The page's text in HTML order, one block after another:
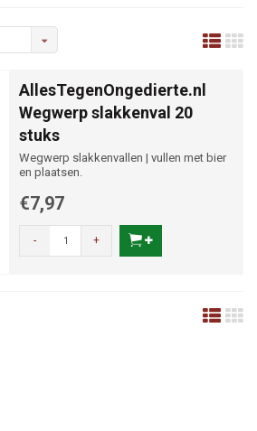
AllesTegenOngedierte.nl
Wegwerp slakkenval 20
stuks
Wegwerp slakkenvallen | vullen met bier
en plaatsen.
€7,97
- +